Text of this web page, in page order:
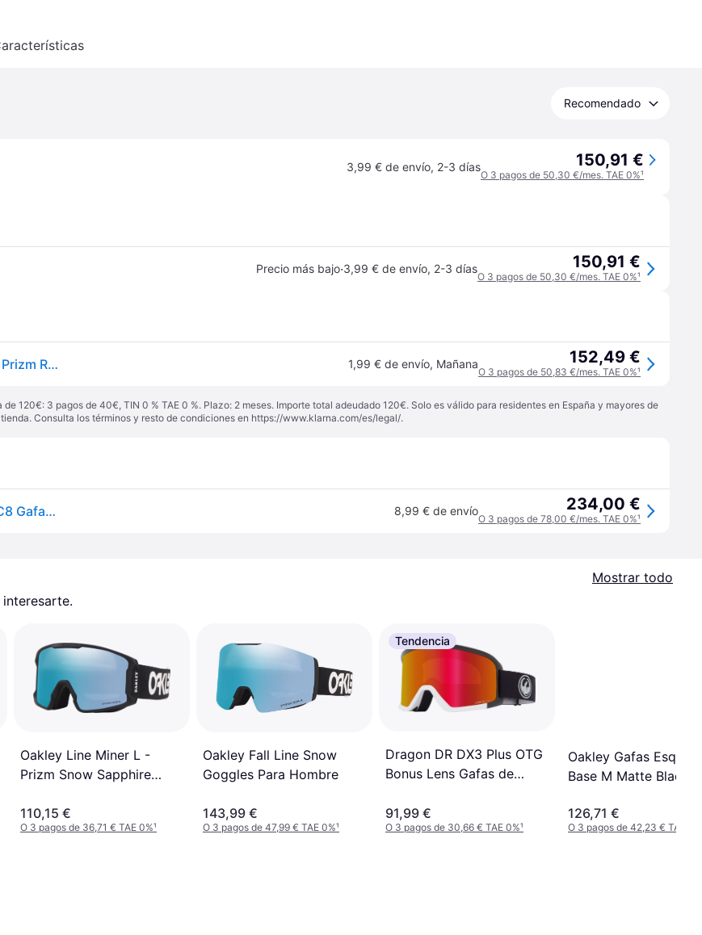
Recomendado
3,99 € de envío, 2-3 días 150,91 €
O 3 pagos de 50,30 €/mes. TAE 0%¹
Precio más bajo·3,99 € de envío, 2-3 días 150,91 €
O 3 pagos de 50,30 €/mes. TAE 0%¹
Oakley Goggles Flight Deck M Prizm Ski Goggles Negro Prizm Rose Gold Iridium/CAT3 1,99 € de envío, Mañana 152,49 €
O 3 pagos de 50,83 €/mes. TAE 0%¹
120€: 3 pagos de 40€, TIN 0 % TAE 0 %. Plazo: 2 meses. Importe total adeudado 120€. Solo es válido para residentes en España y mayores de
Consulta los términos y resto de condiciones en https://www.klarna.com/es/legal/.
Oakley Gafas de Esquís OO7064 FLIGHT DECK M 7064C8 Gafas de Sol para Hombre Negras 8,99 € de envío 234,00 €
O 3 pagos de 78,00 €/mes. TAE 0%¹
Mostrar todo
Oakley Line Miner L -
Prizm Snow Sapphire
110,15 €
O 3 pagos de 36,71 € TAE 0%¹
Oakley Fall Line Snow
Goggles Para Hombre
143,99 €
O 3 pagos de 47,99 € TAE 0%¹
Tendencia
Dragon DR DX3 Plus OTG
Bonus Lens Gafas de
91,99 €
O 3 pagos de 30,66 € TAE 0%¹
Oakley Gafas Esqui
Base M Matte Black
126,71 €
O 3 pagos de 42,23 € TAE 0%